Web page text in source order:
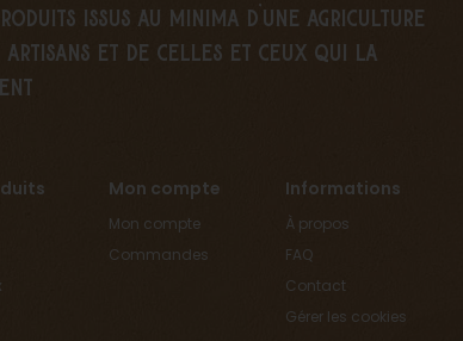
issus au minima d’une agriculture
artisans et de celles et ceux qui la
Mon compte
Mon compte
Commandes
Informations
À propos
FAQ
Contact
Gérer les cookies